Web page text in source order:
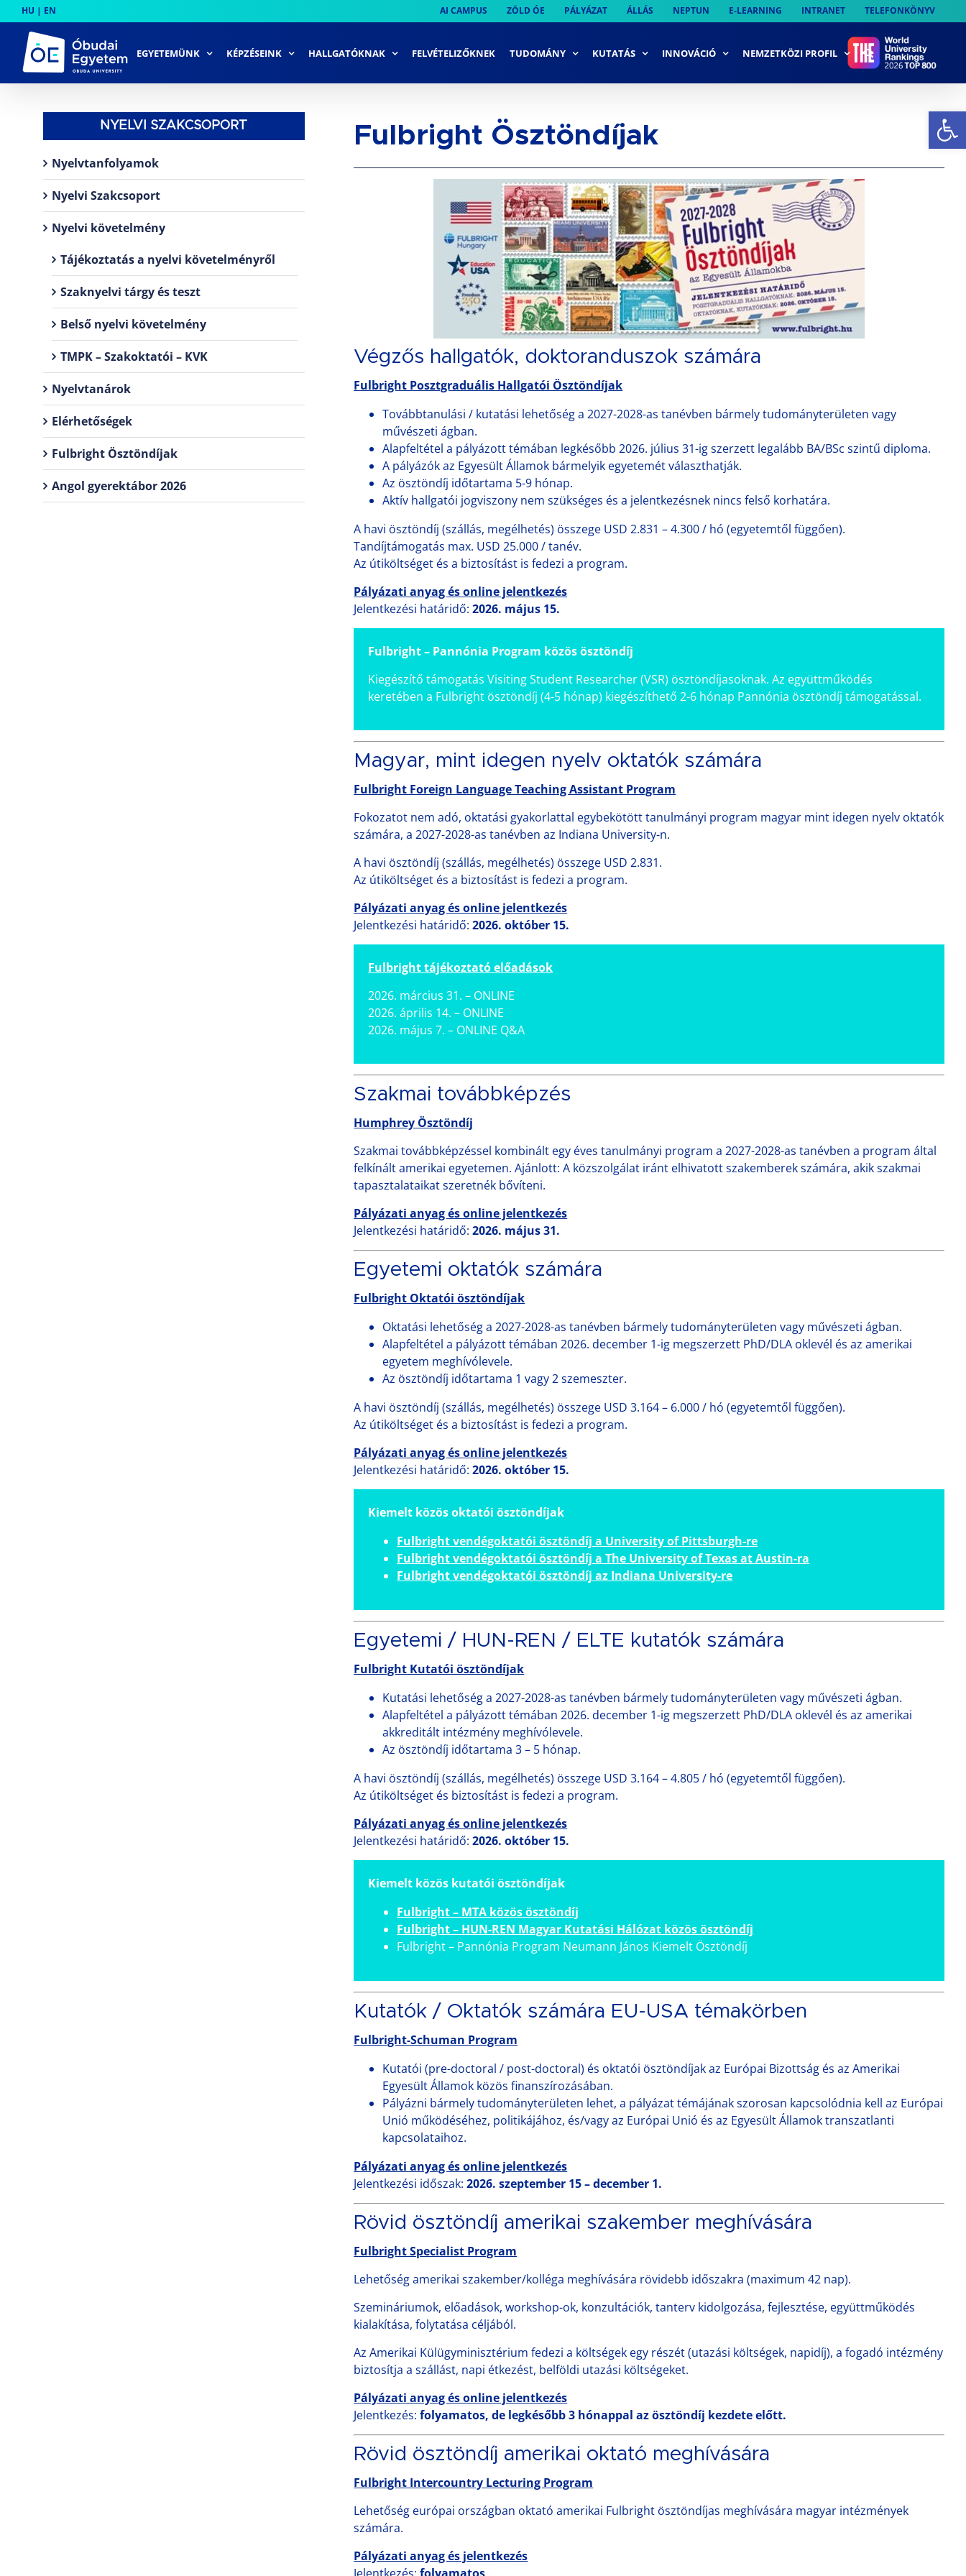
to
content
HU | EN AI CAMPUS ZÖLD ÓE PÁLYÁZAT ÁLLÁS NEPTUN E-LEARNING INTRANET TELEFONKÖNYV
EGYETEMÜNK KÉPZÉSEINK HALLGATÓKNAK FELVÉTELIZŐKNEK TUDOMÁNY KUTATÁS INNOVÁCIÓ NEMZETKÖZI PROFIL
Fulbright Ösztöndíjak
Végzős hallgatók, doktoranduszok számára
Fulbright Posztgraduális Hallgatói Ösztöndíjak
Továbbtanulási / kutatási lehetőség a 2027-2028-as tanévben bármely tudományterületen vagy
művészeti ágban.
Alapfeltétel a pályázott témában legkésőbb 2026. július 31-ig szerzett legalább BA/BSc szintű diploma.
A pályázók az Egyesült Államok bármelyik egyetemét választhatják.
Az ösztöndíj időtartama 5-9 hónap.
Aktív hallgatói jogviszony nem szükséges és a jelentkezésnek nincs felső korhatára.
A havi ösztöndíj (szállás, megélhetés) összege USD 2.831 – 4.300 / hó (egyetemtől függően).
Tandíjtámogatás max. USD 25.000 / tanév.
Az útiköltséget és a biztosítást is fedezi a program.
Pályázati anyag és online jelentkezés
Jelentkezési határidő:2026. május 15.
Fulbright – Pannónia Program közös ösztöndíj
Kiegészítő támogatás Visiting Student Researcher (VSR) ösztöndíjasoknak. Az együttműködés
keretében a Fulbright ösztöndíj (4-5 hónap) kiegészíthető 2-6 hónap Pannónia ösztöndíj támogatással.
Magyar, mint idegen nyelv oktatók számára
Fulbright Foreign Language Teaching Assistant Program
Fokozatot nem adó, oktatási gyakorlattal egybekötött tanulmányi program magyar mint idegen nyelv oktatók
számára, a 2027-2028-as tanévben az Indiana University-n.
A havi ösztöndíj (szállás, megélhetés) összege USD 2.831.
Az útiköltséget és a biztosítást is fedezi a program.
Pályázati anyag és online jelentkezés
Jelentkezési határidő:2026. október 15.
Fulbright tájékoztató előadások
2026. március 31. – ONLINE
2026. április 14. – ONLINE
2026. május 7. – ONLINE Q&A
Szakmai továbbképzés
Humphrey Ösztöndíj
Szakmai továbbképzéssel kombinált egy éves tanulmányi program a 2027-2028-as tanévben a program által
felkínált amerikai egyetemen. Ajánlott: A közszolgálat iránt elhivatott szakemberek számára, akik szakmai
tapasztalataikat szeretnék bővíteni.
Pályázati anyag és online jelentkezés
Jelentkezési határidő:2026. május 31.
Egyetemi oktatók számára
Fulbright Oktatói ösztöndíjak
Oktatási lehetőség a 2027-2028-as tanévben bármely tudományterületen vagy művészeti ágban.
Alapfeltétel a pályázott témában 2026. december 1-ig megszerzett PhD/DLA oklevél és az amerikai
egyetem meghívólevele.
Az ösztöndíj időtartama 1 vagy 2 szemeszter.
A havi ösztöndíj (szállás, megélhetés) összege USD 3.164 – 6.000 / hó (egyetemtől függően).
Az útiköltséget és a biztosítást is fedezi a program.
Pályázati anyag és online jelentkezés
Jelentkezési határidő:2026. október 15.
Kiemelt közös oktatói ösztöndíjak
Fulbright vendégoktatói ösztöndíj a University of Pittsburgh-re
Fulbright vendégoktatói ösztöndíj a The University of Texas at Austin-ra
Fulbright vendégoktatói ösztöndíj az Indiana University-re
Egyetemi / HUN-REN / ELTE kutatók számára
Fulbright Kutatói ösztöndíjak
Kutatási lehetőség a 2027-2028-as tanévben bármely tudományterületen vagy művészeti ágban.
Alapfeltétel a pályázott témában 2026. december 1-ig megszerzett PhD/DLA oklevél és az amerikai
akkreditált intézmény meghívólevele.
Az ösztöndíj időtartama 3 – 5 hónap.
A havi ösztöndíj (szállás, megélhetés) összege USD 3.164 – 4.805 / hó (egyetemtől függően).
Az útiköltséget és biztosítást is fedezi a program.
Pályázati anyag és online jelentkezés
Jelentkezési határidő:2026. október 15.
Kiemelt közös kutatói ösztöndíjak
Fulbright – MTA közös ösztöndíj
Fulbright – HUN-REN Magyar Kutatási Hálózat közös ösztöndíj
Fulbright – Pannónia Program Neumann János Kiemelt Ösztöndíj
Kutatók / Oktatók számára EU-USA témakörben
Fulbright-Schuman Program
Kutatói (pre-doctoral / post-doctoral) és oktatói ösztöndíjak az Európai Bizottság és az Amerikai
Egyesült Államok közös finanszírozásában.
Pályázni bármely tudományterületen lehet, a pályázat témájának szorosan kapcsolódnia kell az Európai
Unió működéséhez, politikájához, és/vagy az Európai Unió és az Egyesült Államok transzatlanti
kapcsolataihoz.
Pályázati anyag és online jelentkezés
Jelentkezési időszak:2026. szeptember 15 – december 1.
Rövid ösztöndíj amerikai szakember meghívására
Fulbright Specialist Program
Lehetőség amerikai szakember/kolléga meghívására rövidebb időszakra (maximum 42 nap).
Szemináriumok, előadások, workshop-ok, konzultációk, tanterv kidolgozása, fejlesztése, együttműködés
kialakítása, folytatása céljából.
Az Amerikai Külügyminisztérium fedezi a költségek egy részét (utazási költségek, napidíj), a fogadó intézmény
biztosítja a szállást, napi étkezést, belföldi utazási költségeket.
Pályázati anyag és online jelentkezés
Jelentkezés:folyamatos, de legkésőbb 3 hónappal az ösztöndíj kezdete előtt.
Rövid ösztöndíj amerikai oktató meghívására
Fulbright Intercountry Lecturing Program
Lehetőség európai országban oktató amerikai Fulbright ösztöndíjas meghívására magyar intézmények
számára.
Pályázati anyag és jelentkezés
NYELVI SZAKCSOPORT
Nyelvtanfolyamok
Nyelvi Szakcsoport
Nyelvi követelmény
Tájékoztatás a nyelvi követelményről
Szaknyelvi tárgy és teszt
Belső nyelvi követelmény
TMPK – Szakoktatói – KVK
Nyelvtanárok
Elérhetőségek
Fulbright Ösztöndíjak
Angol gyerektábor 2026